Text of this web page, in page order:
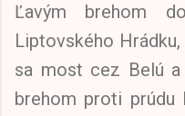
Ľavým brehom
Liptovského
sa most cez Belú a
brehom proti prúdu